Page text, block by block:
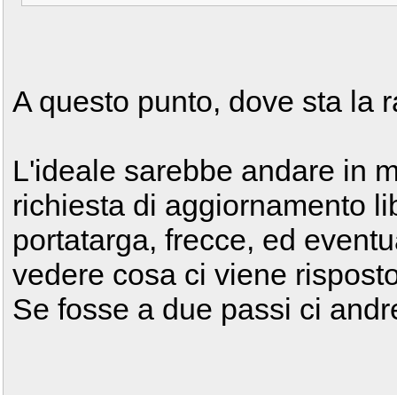
A questo punto, dove sta la
L'ideale sarebbe andare in
richiesta di aggiornamento
portatarga, frecce, ed
vedere cosa ci viene
Se fosse a due passi ci